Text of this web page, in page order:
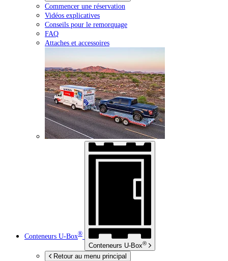
Commencer une réservation
Vidéos explicatives
Conseils pour le remorquage
FAQ
Attaches et accessoires
Conteneurs U-Box®
Conteneurs U-Box®
Retour au menu principal